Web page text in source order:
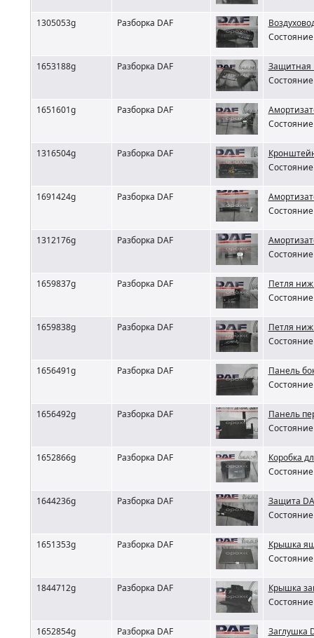
1305053g Разборка DAF
1653188g Разборка DAF
Защитная
1651601g Разборка DAF
1316504g Разборка DAF
1691424g Разборка DAF
1312176g Разборка DAF
1659837g Разборка DAF
Петля
1659838g Разборка DAF
Петля
1656491g Разборка DAF
Панель
1656492g Разборка DAF
Панель
1652866g Разборка DAF
Коробка
1644236g Разборка DAF
Защита
1651353g Разборка DAF
Крышка
1844712g Разборка DAF
Крышка
1652854g Разборка DAF
Заглушка